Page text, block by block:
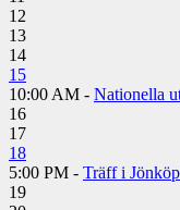
12
13
14
15
10:00 AM - Nationella
16
17
18
5:00 PM - Träff i
19